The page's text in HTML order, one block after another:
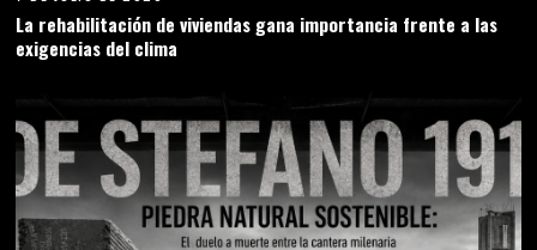
La rehabilitación de viviendas gana importancia frente a las
exigencias del clima